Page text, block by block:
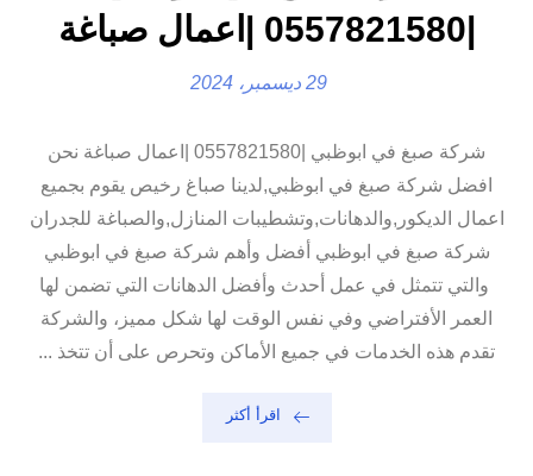
|0557821580 |اعمال صباغة
29 ديسمبر، 2024
شركة صبغ في ابوظبي |0557821580 |اعمال صباغة نحن
افضل شركة صبغ في ابوظبي,لدينا صباغ رخيص يقوم بجميع
اعمال الديكور,والدهانات,وتشطيبات المنازل,والصباغة للجدران
شركة صبغ في ابوظبي أفضل وأهم شركة صبغ في ابوظبي
والتي تتمثل في عمل أحدث وأفضل الدهانات التي تضمن لها
العمر الأفتراضي وفي نفس الوقت لها شكل مميز، والشركة
تقدم هذه الخدمات في جميع الأماكن وتحرص على أن تتخذ ...
اقرأ أكثر